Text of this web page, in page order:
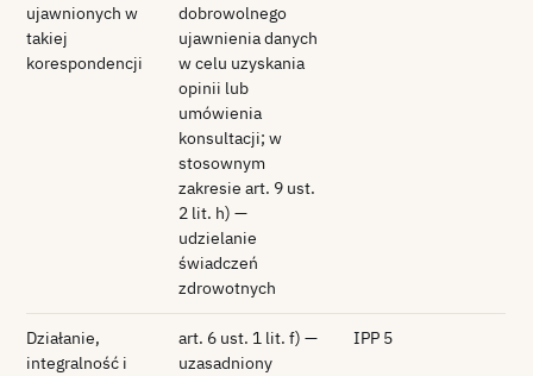
ujawnionych w
takiej
korespondencji
dobrowolnego
ujawnienia danych
w celu uzyskania
opinii lub
umówienia
konsultacji; w
stosownym
zakresie art. 9 ust.
2 lit. h) —
udzielanie
świadczeń
zdrowotnych
Działanie,
integralność i
art. 6 ust. 1 lit. f) —
uzasadniony
IPP 5